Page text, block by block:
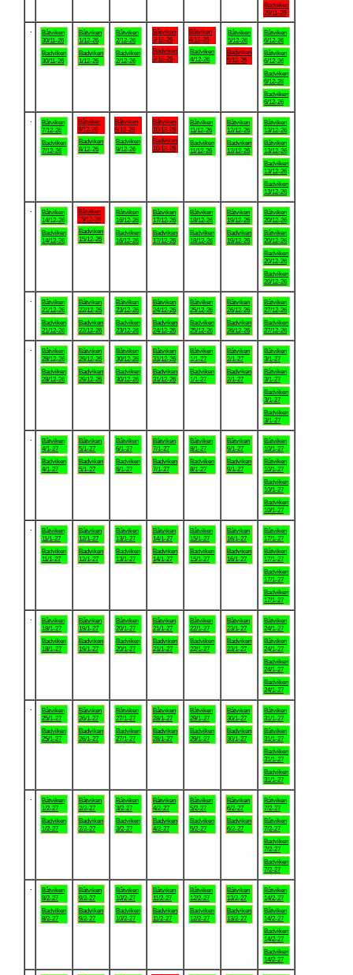
Badviken
29/11-26
Båtviken
30/11-26
Badviken
30/11-26
Båtviken
1/12-26
Badviken
1/12-26
Båtviken
2/12-26
Badviken
2/12-26
Båtviken
3/12-26
Badviken
3/12-26
Båtviken
4/12-26
Badviken
4/12-26
Båtviken
5/12-26
Badviken
5/12-26
Båtviken
6/12-26
Båtviken
6/12-26
Badviken
6/12-26
Badviken
6/12-26
Båtviken
7/12-26
Badviken
7/12-26
Båtviken
8/12-26
Badviken
8/12-26
Båtviken
9/12-26
Badviken
9/12-26
Båtviken
10/12-26
Badviken
10/12-26
Båtviken
11/12-26
Badviken
11/12-26
Båtviken
12/12-26
Badviken
12/12-26
Båtviken
13/12-26
Båtviken
13/12-26
Badviken
13/12-26
Badviken
13/12-26
Båtviken
14/12-26
Badviken
14/12-26
Båtviken
15/12-26
Badviken
15/12-26
Båtviken
16/12-26
Badviken
16/12-26
Båtviken
17/12-26
Badviken
17/12-26
Båtviken
18/12-26
Badviken
18/12-26
Båtviken
19/12-26
Badviken
19/12-26
Båtviken
20/12-26
Båtviken
20/12-26
Badviken
20/12-26
Badviken
20/12-26
Båtviken
21/12-26
Badviken
21/12-26
Båtviken
22/12-26
Badviken
22/12-26
Båtviken
23/12-26
Badviken
23/12-26
Båtviken
24/12-26
Badviken
24/12-26
Båtviken
25/12-26
Badviken
25/12-26
Båtviken
26/12-26
Badviken
26/12-26
Båtviken
27/12-26
Badviken
27/12-26
Båtviken
28/12-26
Badviken
28/12-26
Båtviken
29/12-26
Badviken
29/12-26
Båtviken
30/12-26
Badviken
30/12-26
Båtviken
31/12-26
Badviken
31/12-26
Båtviken
1/1-27
Badviken
1/1-27
Båtviken
2/1-27
Badviken
2/1-27
Båtviken
3/1-27
Båtviken
3/1-27
Badviken
3/1-27
Badviken
3/1-27
Båtviken
4/1-27
Badviken
4/1-27
Båtviken
5/1-27
Badviken
5/1-27
Båtviken
6/1-27
Badviken
6/1-27
Båtviken
7/1-27
Badviken
7/1-27
Båtviken
8/1-27
Badviken
8/1-27
Båtviken
9/1-27
Badviken
9/1-27
Båtviken
10/1-27
Båtviken
10/1-27
Badviken
10/1-27
Badviken
10/1-27
Båtviken
11/1-27
Badviken
11/1-27
Båtviken
12/1-27
Badviken
12/1-27
Båtviken
13/1-27
Badviken
13/1-27
Båtviken
14/1-27
Badviken
14/1-27
Båtviken
15/1-27
Badviken
15/1-27
Båtviken
16/1-27
Badviken
16/1-27
Båtviken
17/1-27
Båtviken
17/1-27
Badviken
17/1-27
Badviken
17/1-27
Båtviken
18/1-27
Badviken
18/1-27
Båtviken
19/1-27
Badviken
19/1-27
Båtviken
20/1-27
Badviken
20/1-27
Båtviken
21/1-27
Badviken
21/1-27
Båtviken
22/1-27
Badviken
22/1-27
Båtviken
23/1-27
Badviken
23/1-27
Båtviken
24/1-27
Båtviken
24/1-27
Badviken
24/1-27
Badviken
24/1-27
Båtviken
25/1-27
Badviken
25/1-27
Båtviken
26/1-27
Badviken
26/1-27
Båtviken
27/1-27
Badviken
27/1-27
Båtviken
28/1-27
Badviken
28/1-27
Båtviken
29/1-27
Badviken
29/1-27
Båtviken
30/1-27
Badviken
30/1-27
Båtviken
31/1-27
Båtviken
31/1-27
Badviken
31/1-27
Badviken
31/1-27
Båtviken
1/2-27
Badviken
1/2-27
Båtviken
2/2-27
Badviken
2/2-27
Båtviken
3/2-27
Badviken
3/2-27
Båtviken
4/2-27
Badviken
4/2-27
Båtviken
5/2-27
Badviken
5/2-27
Båtviken
6/2-27
Badviken
6/2-27
Båtviken
7/2-27
Båtviken
7/2-27
Badviken
7/2-27
Badviken
7/2-27
Båtviken
8/2-27
Badviken
8/2-27
Båtviken
9/2-27
Badviken
9/2-27
Båtviken
10/2-27
Badviken
10/2-27
Båtviken
11/2-27
Badviken
11/2-27
Båtviken
12/2-27
Badviken
12/2-27
Båtviken
13/2-27
Badviken
13/2-27
Båtviken
14/2-27
Båtviken
14/2-27
Badviken
14/2-27
Badviken
14/2-27